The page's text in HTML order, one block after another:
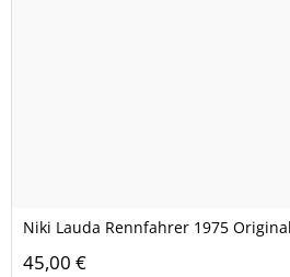
Niki Lauda Rennfahrer 1975
45,00 €